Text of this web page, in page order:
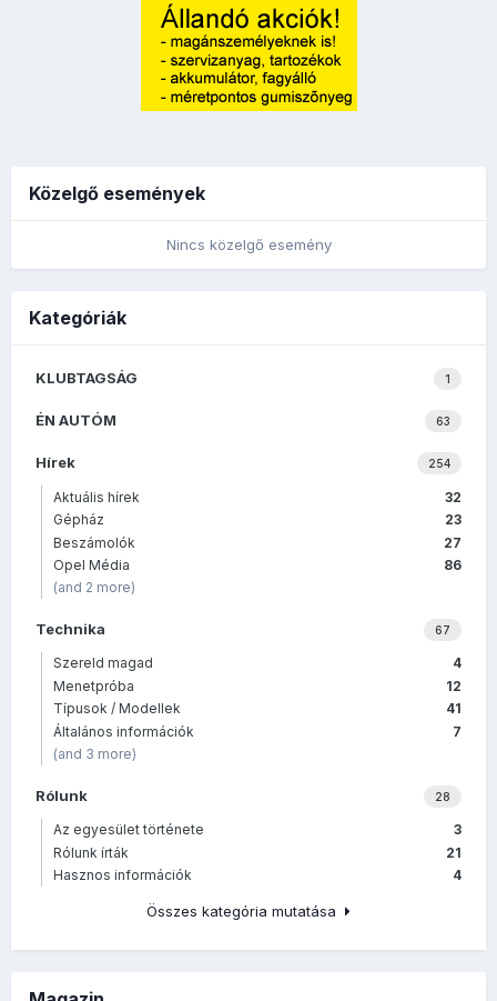
Közelgő események
Nincs közelgő esemény
Kategóriák
1
KLUBTAGSÁG
63
ÉN AUTÓM
254
Hírek
32
Aktuális hírek
23
Gépház
27
Beszámolók
86
Opel Média
(and 2 more)
67
Technika
4
Szereld magad
12
Menetpróba
41
Típusok / Modellek
7
Általános információk
(and 3 more)
28
Rólunk
3
Az egyesület története
21
Rólunk írták
4
Hasznos információk
Összes kategória mutatása